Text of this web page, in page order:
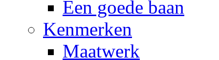
Een goede baan
Kenmerken
Maatwerk